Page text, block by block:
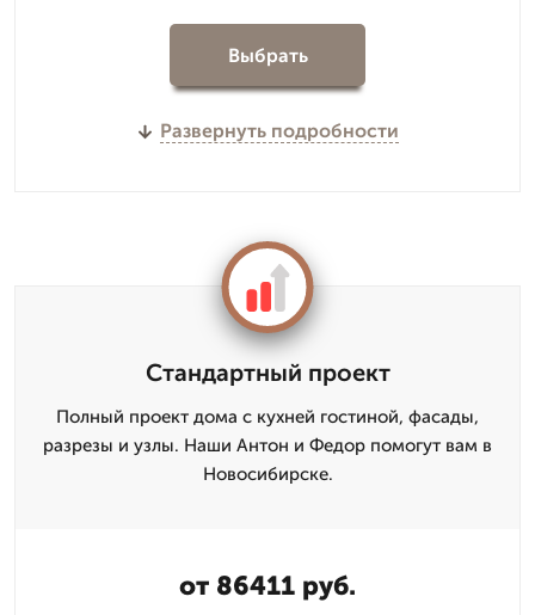
Выбрать
Развернуть подробности
Стандартный проект
Полный проект дома с кухней гостиной, фасады,
разрезы и узлы. Наши Антон и Федор помогут вам в
Новосибирске.
от 86411 руб.